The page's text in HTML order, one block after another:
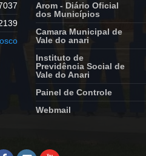
Arom - Diário Oficial
dos Municípios
Camara Municipal de
Vale do anari
Instituto de
Previdência Social de
Vale do Anari
Painel de Controle
Webmail